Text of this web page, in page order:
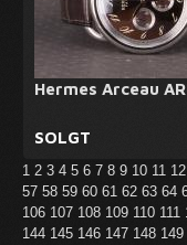
Hermes Arceau
SOLGT
1 2 3 4 5 6 7 8 9 10 11 12
57 58 59 60 61 62 63 64
106 107 108 109 110 111
144 145 146 147 148 149